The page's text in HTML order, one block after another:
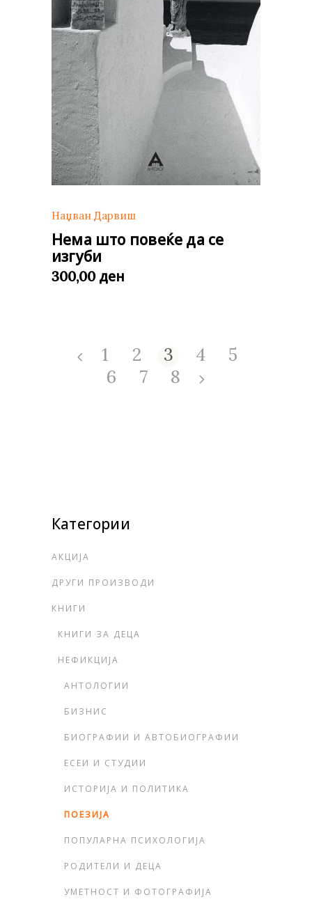
Наџван Дарвиш
Нема што повеќе да се
изгуби
300,00 ден
1 2 3 4
5
6
7 8
Категории
АКЦИЈА
ДРУГИ ПРОИЗВОДИ
КНИГИ
КНИГИ ЗА ДЕЦА
НЕФИКЦИЈА
АНТОЛОГИИ
БИЗНИС
БИОГРАФИИ И АВТОБИОГРАФИИ
ЕСЕИ И СТУДИИ
ИСТОРИЈА И ПОЛИТИКА
ПОЕЗИЈА
ПОПУЛАРНА ПСИХОЛОГИЈА
РОДИТЕЛИ И ДЕЦА
УМЕТНОСТ И ФОТОГРАФИЈА